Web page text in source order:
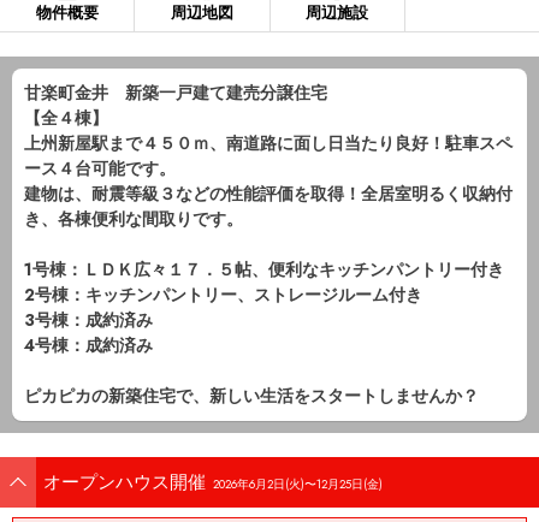
物件概要 周辺地図 周辺施設
甘楽町金井 新築一戸建て建売分譲住宅
【全４棟】
上州新屋駅まで４５０ｍ、南道路に面し日当たり良好！駐車スペ
ース４台可能です。
建物は、耐震等級３などの性能評価を取得！全居室明るく収納付
き、各棟便利な間取りです。
1号棟：ＬＤＫ広々１７．５帖、便利なキッチンパントリー付き
2号棟：キッチンパントリー、ストレージルーム付き
3号棟：成約済み
4号棟：成約済み
ピカピカの新築住宅で、新しい生活をスタートしませんか？
オープンハウス開催 2026年6月2日(火)〜12月25日(金)